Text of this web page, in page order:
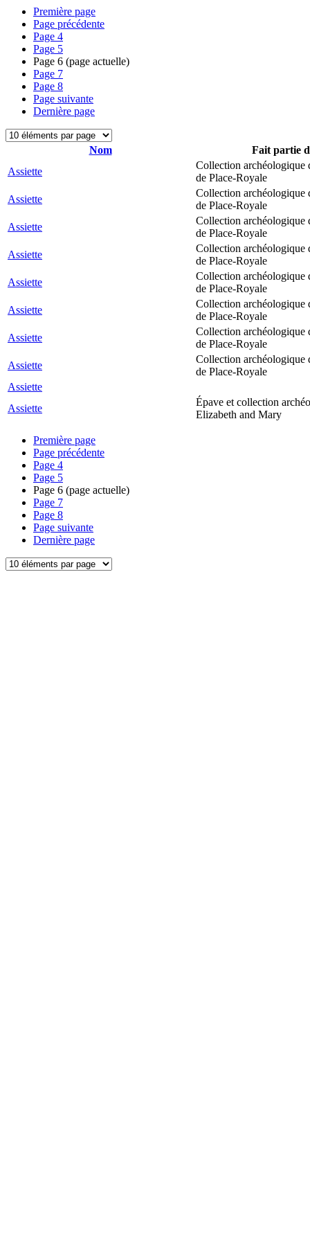
Première page
Page précédente
Page 4
Page 5
Page 6 (page actuelle)
Page 7
Page 8
Page suivante
Dernière page
Nom
Fait partie
Assiette
Collection archéologique
de Place-Royale
Assiette
Collection archéologique
de Place-Royale
Assiette
Collection archéologique
de Place-Royale
Assiette
Collection archéologique
de Place-Royale
Assiette
Collection archéologique
de Place-Royale
Assiette
Collection archéologique
de Place-Royale
Assiette
Collection archéologique
de Place-Royale
Assiette
Collection archéologique
de Place-Royale
Assiette
Assiette
Épave et collection
Elizabeth and Mary
Première page
Page précédente
Page 4
Page 5
Page 6 (page actuelle)
Page 7
Page 8
Page suivante
Dernière page